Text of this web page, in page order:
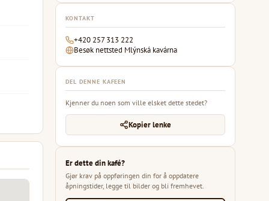
KONTAKT
+420 257 313 222
Besøk nettsted Mlýnská kavárna
DEL DENNE KAFEEN
Kjenner du noen som ville elsket dette stedet?
Kopier lenke
Er dette din kafé?
Gjør krav på oppføringen din for å oppdatere
åpningstider, legge til bilder og bli fremhevet.